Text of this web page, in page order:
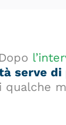
serve di
qualche